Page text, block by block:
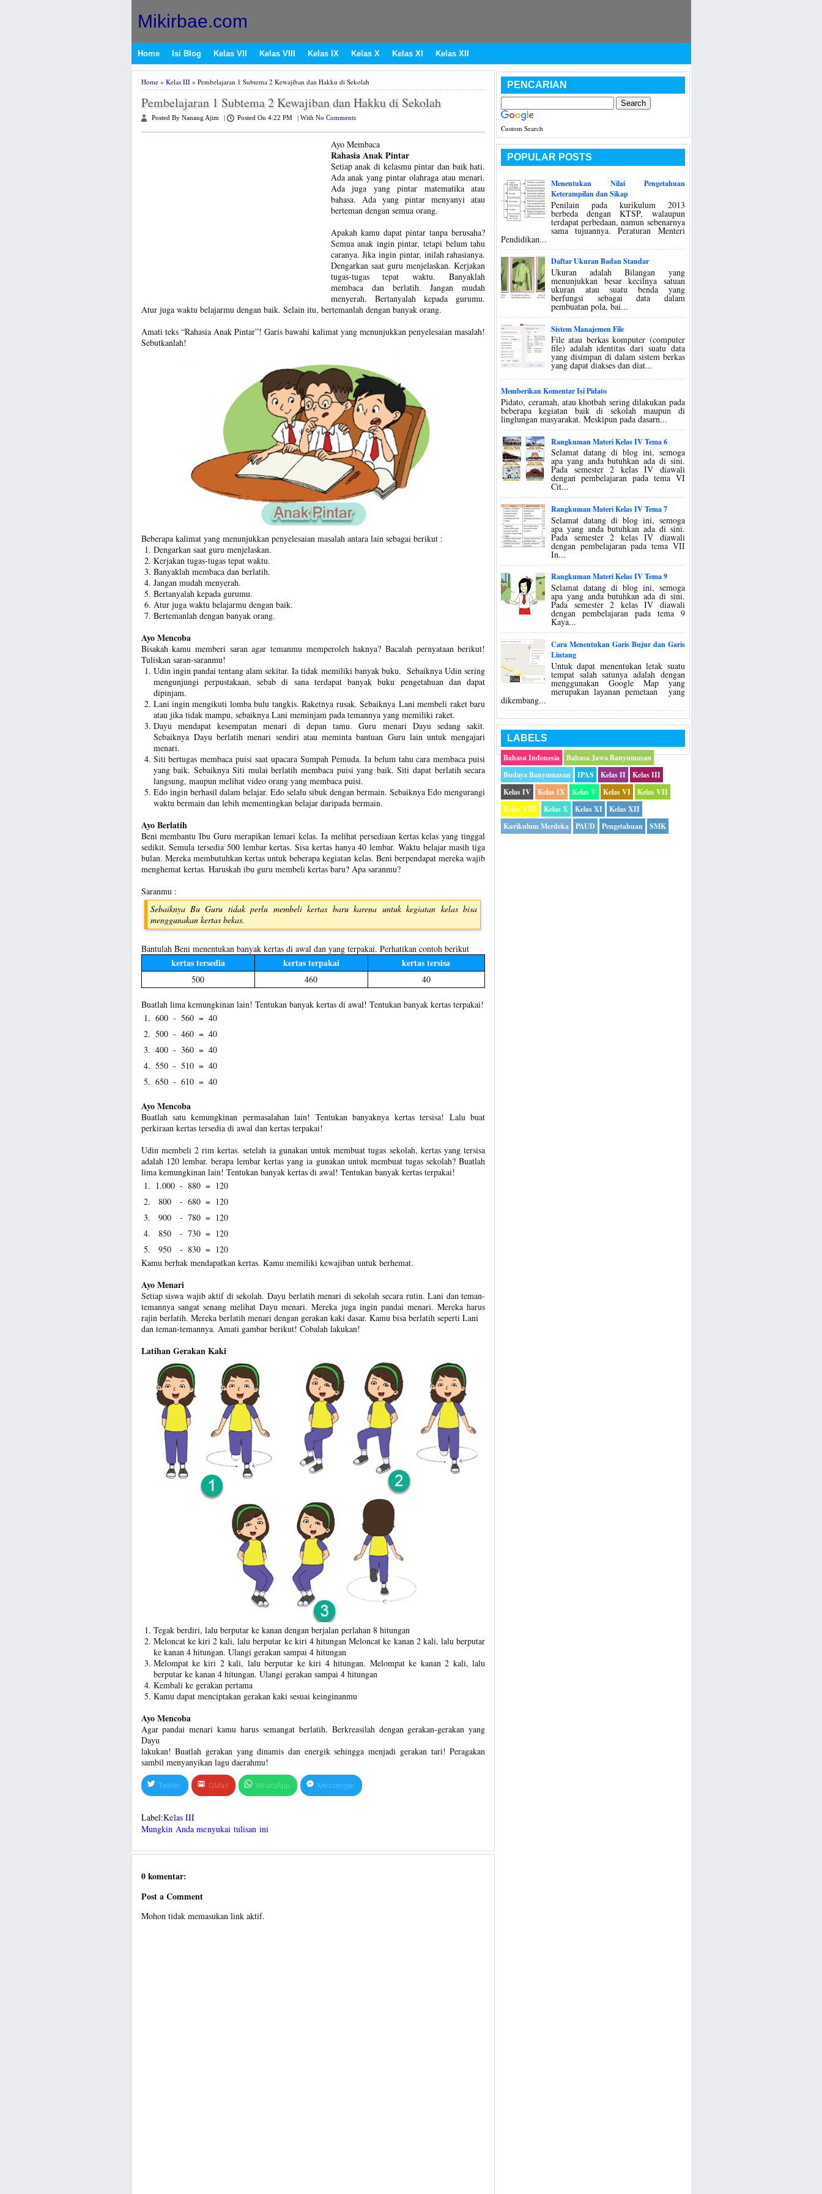
Mikirbae.com
Home Isi Blog Kelas VII Kelas VIII Kelas IX Kelas X Kelas XI Kelas XII
Home» Kelas III» Pembelajaran 1 Subtema 2 Kewajiban dan Hakku di Sekolah
Pembelajaran 1 Subtema 2 Kewajiban dan Hakku di Sekolah
Posted By Nanang Ajim Posted On 4:22 PM With No Comments
Ayo Membaca
Rahasia Anak Pintar
Setiap anak di kelasmu pintar dan baik hati.
Ada anak yang pintar olahraga atau menari.
Ada juga yang pintar matematika atau
bahasa. Ada yang pintar menyanyi atau
berteman dengan semua orang.
Apakah kamu dapat pintar tanpa berusaha?
Semua anak ingin pintar, tetapi belum tahu
caranya. Jika ingin pintar, inilah rahasianya.
Dengarkan saat guru menjelaskan. Kerjakan
tugas-tugas tepat waktu. Banyaklah
membaca dan berlatih. Jangan mudah
menyerah. Bertanyalah kepada gurumu.
Atur juga waktu belajarmu dengan baik. Selain itu, bertemanlah dengan banyak orang.
Amati teks “Rahasia Anak Pintar”! Garis bawahi kalimat yang menunjukkan penyelesaian masalah!
Sebutkanlah!
Beberapa kalimat yang menunjukkan penyelesaian masalah antara lain sebagai berikut :
Dengarkan saat guru menjelaskan.
Kerjakan tugas-tugas tepat waktu.
Banyaklah membaca dan berlatih.
Jangan mudah menyerah.
Bertanyalah kepada gurumu.
Atur juga waktu belajarmu dengan baik.
Bertemanlah dengan banyak orang.
Ayo Mencoba
Bisakah kamu memberi saran agar temanmu memperoleh haknya? Bacalah pernyataan berikut!
Tuliskan saran-saranmu!
Udin ingin pandai tentang alam sekitar. Ia tidak memiliki banyak buku. Sebaiknya Udin sering
mengunjungi perpustakaan, sebab di sana terdapat banyak buku pengetahuan dan dapat
dipinjam.
Lani ingin mengikuti lomba bulu tangkis. Raketnya rusak. Sebaiknya Lani membeli raket baru
atau jika tidak mampu, sebaiknya Lani meminjam pada temannya yang memiliki raket.
Dayu mendapat kesempatan menari di depan tamu. Guru menari Dayu sedang sakit.
Sebaiknya Dayu berlatih menari sendiri atau meminta bantuan Guru lain untuk mengajari
menari.
Siti bertugas membaca puisi saat upacara Sumpah Pemuda. Ia belum tahu cara membaca puisi
yang baik. Sebaiknya Siti mulai berlatih membaca puisi yang baik. Siti dapat berlatih secara
langsung, maupun melihat video orang yang membaca puisi.
Edo ingin berhasil dalam belajar. Edo selalu sibuk dengan bermain. Sebaiknya Edo mengurangi
waktu bermain dan lebih mementingkan belajar daripada bermain.
Ayo Berlatih
Beni membantu Ibu Guru merapikan lemari kelas. Ia melihat persediaan kertas kelas yang tinggal
sedikit. Semula tersedia 500 lembar kertas. Sisa kertas hanya 40 lembar. Waktu belajar masih tiga
bulan. Mereka membutuhkan kertas untuk beberapa kegiatan kelas. Beni berpendapat mereka wajib
menghemat kertas. Haruskah ibu guru membeli kertas baru? Apa saranmu?
Saranmu :
Sebaiknya Bu Guru tidak perlu membeli kertas baru karena untuk kegiatan kelas bisa
menggunakan kertas bekas.
Bantulah Beni menentukan banyak kertas di awal dan yang terpakai. Perhatikan contoh berikut
kertas tersedia kertas terpakai kertas tersisa
500 460 40
Buatlah lima kemungkinan lain! Tentukan banyak kertas di awal! Tentukan banyak kertas terpakai!
1. 600 - 560 = 40
2. 500 - 460 = 40
3. 400 - 360 = 40
4. 550 - 510 = 40
5. 650 - 610 = 40
Ayo Mencoba
Buatlah satu kemungkinan permasalahan lain! Tentukan banyaknya kertas tersisa! Lalu buat
perkiraan kertas tersedia di awal dan kertas terpakai!
Udin membeli 2 rim kertas. setelah ia gunakan untuk membuat tugas sekolah, kertas yang tersisa
adalah 120 lembar. berapa lembar kertas yang ia gunakan untuk membuat tugas sekolah? Buatlah
lima kemungkinan lain! Tentukan banyak kertas di awal! Tentukan banyak kertas terpakai!
1. 1.000 - 880 = 120
2.
800 - 680 = 120
3.
900 - 780 = 120
4.
850 - 730 = 120
5.
950 - 830 = 120
Kamu berhak mendapatkan kertas. Kamu memiliki kewajiban untuk berhemat.
Ayo Menari
Setiap siswa wajib aktif di sekolah. Dayu berlatih menari di sekolah secara rutin. Lani dan teman-
temannya sangat senang melihat Dayu menari. Mereka juga ingin pandai menari. Mereka harus
rajin berlatih. Mereka berlatih menari dengan gerakan kaki dasar. Kamu bisa berlatih seperti Lani
dan teman-temannya. Amati gambar berikut! Cobalah lakukan!
Latihan Gerakan Kaki
Tegak berdiri, lalu berputar ke kanan dengan berjalan perlahan 8 hitungan
Meloncat ke kiri 2 kali, lalu berputar ke kiri 4 hitungan Meloncat ke kanan 2 kali, lalu berputar
ke kanan 4 hitungan. Ulangi gerakan sampai 4 hitungan
Melompat ke kiri 2 kali, lalu berputar ke kiri 4 hitungan. Melompat ke kanan 2 kali, lalu
berputar ke kanan 4 hitungan. Ulangi gerakan sampai 4 hitungan
Kembali ke gerakan pertama
Kamu dapat menciptakan gerakan kaki sesuai keinginanmu
Ayo Mencoba
Agar pandai menari kamu harus semangat berlatih. Berkreasilah dengan gerakan-gerakan yang
Dayu
lakukan! Buatlah gerakan yang dinamis dan energik sehingga menjadi gerakan tari! Peragakan
sambil menyanyikan lagu daerahmu!
Twitter GMail WhatsApp Messenger
Label:Kelas III
Mungkin Anda menyukai tulisan ini
0 komentar:
Post a Comment
Mohon tidak memasukan link aktif.
PENCARIAN
Custom Search
POPULAR POSTS
Menentukan Nilai Pengetahuan
Keterampilan dan Sikap
Penilain pada kurikulum 2013
berbeda dengan KTSP, walaupun
terdapat perbedaan, namun sebenarnya
sama tujuannya. Peraturan Menteri
Pendidikan...
Daftar Ukuran Badan Standar
Ukuran adalah Bilangan yang
menunjukkan besar kecilnya satuan
ukuran atau suatu benda yang
berfungsi sebagai data dalam
pembuatan pola, bai...
Sistem Manajemen File
File atau berkas komputer (computer
file) adalah identitas dari suatu data
yang disimpan di dalam sistem berkas
yang dapat diakses dan diat...
Memberikan Komentar Isi Pidato
Pidato, ceramah, atau khotbah sering dilakukan pada
beberapa kegiatan baik di sekolah maupun di
linglungan masyarakat. Meskipun pada dasarn...
Rangkuman Materi Kelas IV Tema 6
Selamat datang di blog ini, semoga
apa yang anda butuhkan ada di sini.
Pada semester 2 kelas IV diawali
dengan pembelajaran pada tema VI
Cit...
Rangkuman Materi Kelas IV Tema 7
Selamat datang di blog ini, semoga
apa yang anda butuhkan ada di sini.
Pada semester 2 kelas IV diawali
dengan pembelajaran pada tema VII
In...
Rangkuman Materi Kelas IV Tema 9
Selamat datang di blog ini, semoga
apa yang anda butuhkan ada di sini.
Pada semester 2 kelas IV diawali
dengan pembelajaran pada tema 9
Kaya...
Cara Menentukan Garis Bujur dan Garis
Lintang
Untuk dapat menentukan letak suatu
tempat salah satunya adalah dengan
menggunakan Google Map yang
merupakan layanan pemetaan yang
dikembang...
LABELS
Bahasa Indonesia
Bahasa Jawa Banyumasan
Budaya Banyumasan
IPAS Kelas II
Kelas III
Kelas IV
Kelas IX Kelas V Kelas VI
Kelas VII
Kelas VIII
Kelas X Kelas XI
Kelas XII
Kurikulum Merdeka
PAUD Pengetahuan SMK